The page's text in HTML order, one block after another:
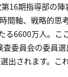
16期指導部の
軸、戦略的思
6600万人。こ
委員会の委員
されます。こ